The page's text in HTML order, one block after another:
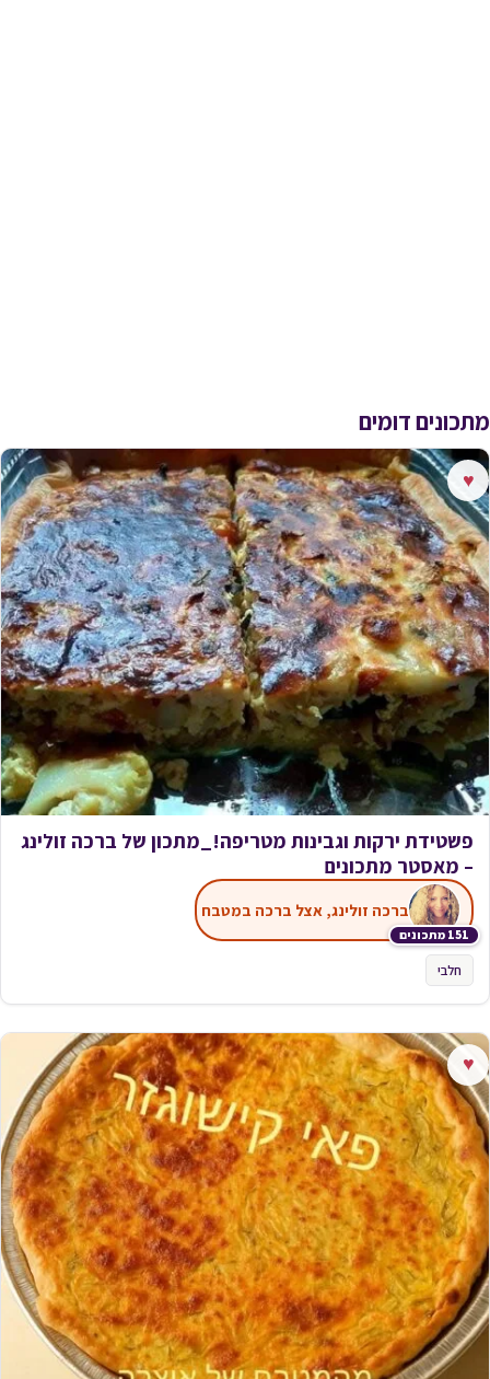
מתכונים דומים
♥
פשטידת ירקות וגבינות מטריפה!_מתכון של ברכה זולינג
– מאסטר מתכונים
151 מתכונים
ברכה זולינג, אצל ברכה במטבח
חלבי
♥